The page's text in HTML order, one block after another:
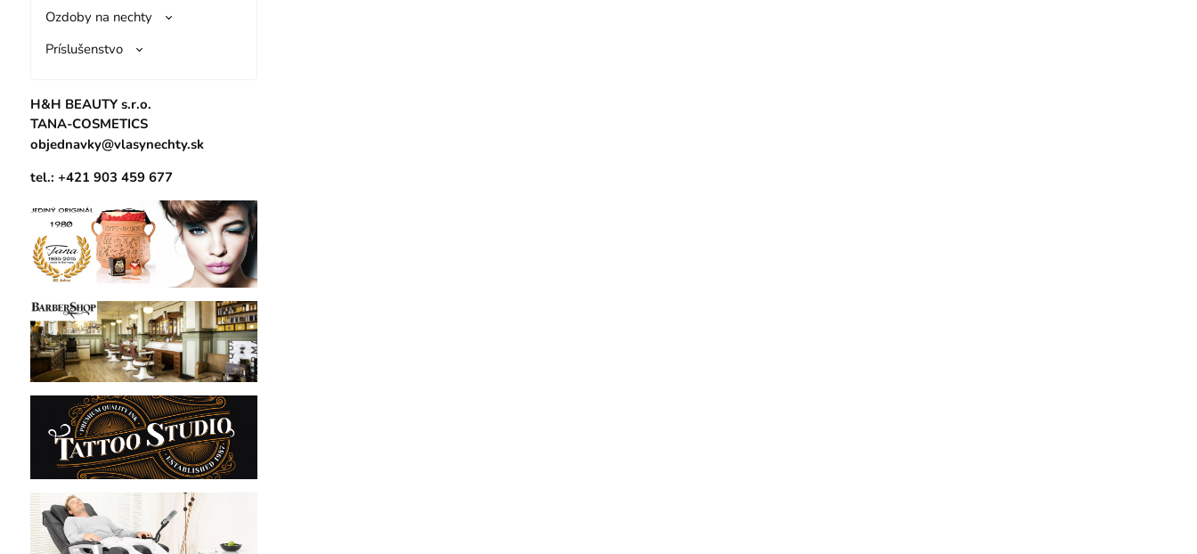
Ozdoby na nechty
Príslušenstvo
H&H BEAUTY s.r.o.
TANA-COSMETICS
objednavky@vlasynechty.sk
tel.: +421 903 459 677